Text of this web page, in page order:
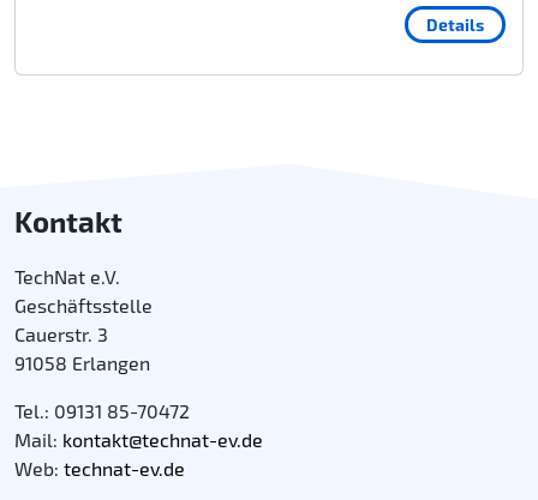
Details
Kontakt
TechNat e.V.
Geschäftsstelle
Cauerstr. 3
91058 Erlangen
Tel.: 09131 85-70472
Mail: kontakt@technat-ev.de
Web: technat-ev.de